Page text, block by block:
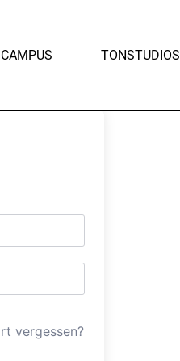
TONSTUDIOS
vergessen?